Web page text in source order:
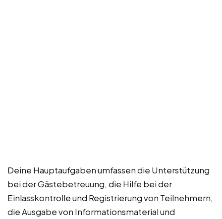
Deine Hauptaufgaben umfassen die Unterstützung
bei der Gästebetreuung, die Hilfe bei der
Einlasskontrolle und Registrierung von Teilnehmern,
die Ausgabe von Informationsmaterial und